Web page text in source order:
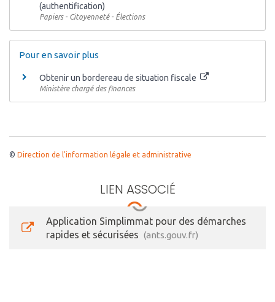
(authentification)
Papiers - Citoyenneté - Élections
Pour en savoir plus
Obtenir un bordereau de situation fiscale
Ministère chargé des finances
© Direction de l'information légale et administrative
LIEN ASSOCIÉ
Application Simplimmat pour des démarches
rapides et sécurisées
ants.gouv.fr